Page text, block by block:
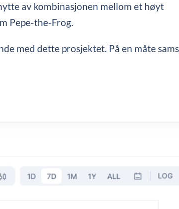
av kombinasjonen mellom et høyt
Pepe-the-Frog.
med dette prosjektet. På en måte